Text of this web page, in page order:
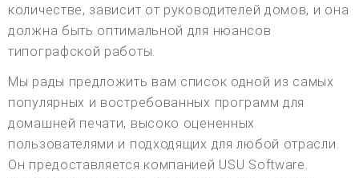
количестве, зависит от руководителей домов, и она
должна быть оптимальной для нюансов
типографской работы.
Мы рады предложить вам список одной из самых
популярных и востребованных программ для
домашней печати, высоко оцененных
пользователями и подходящих для любой отрасли.
Он предоставляется компанией USU Software.